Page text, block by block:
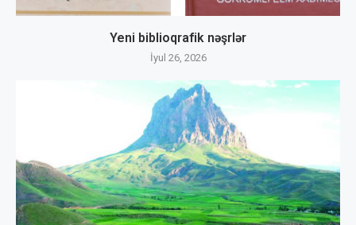
Yeni biblioqrafik nəşrlər
İyul 26, 2026